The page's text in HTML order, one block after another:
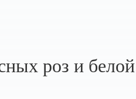
роз и белой